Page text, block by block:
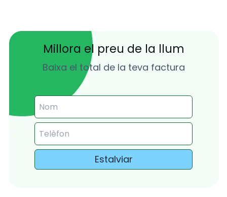
Millora el preu de la llum
Baixa el total de la teva factura
Estalviar